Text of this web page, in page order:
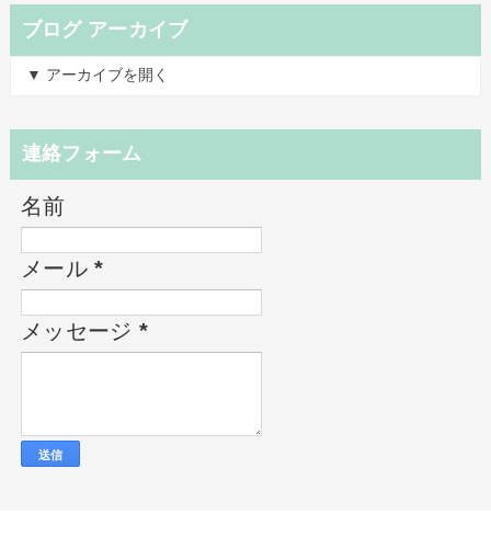
ブログ アーカイブ
▼ アーカイブを開く
連絡フォーム
名前
メール*
メッセージ *